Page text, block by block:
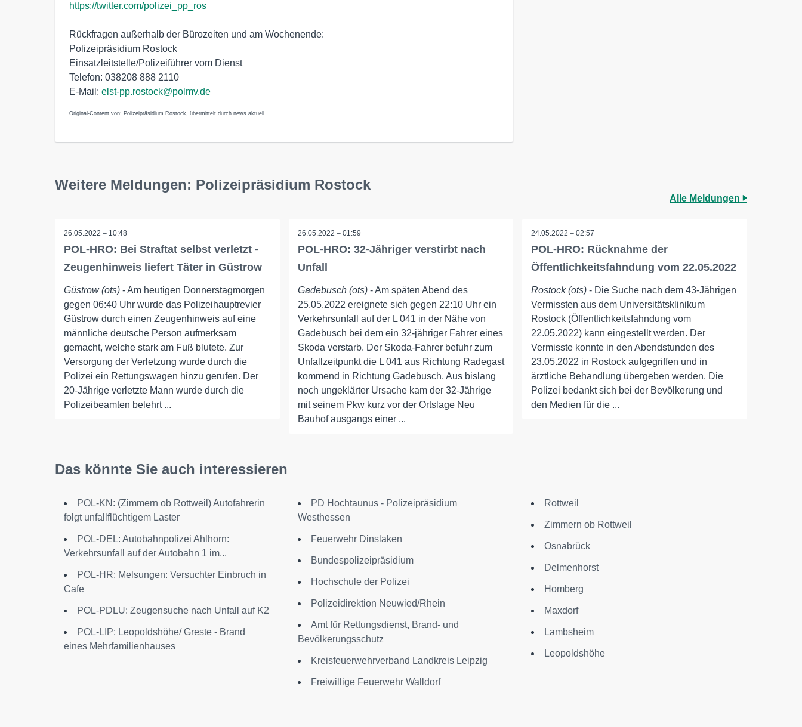
https://twitter.com/polizei_pp_ros
Rückfragen außerhalb der Bürozeiten und am Wochenende:
Polizeipräsidium Rostock
Einsatzleitstelle/Polizeiführer vom Dienst
Telefon: 038208 888 2110
E-Mail: elst-pp.rostock@polmv.de
Original-Content von: Polizeipräsidium Rostock, übermittelt durch news aktuell
Weitere Meldungen: Polizeipräsidium Rostock
Alle Meldungen
26.05.2022 – 10:48
POL-HRO: Bei Straftat selbst verletzt -
Zeugenhinweis liefert Täter in Güstrow
Güstrow (ots) - Am heutigen Donnerstagmorgen
gegen 06:40 Uhr wurde das Polizeihauptrevier
Güstrow durch einen Zeugenhinweis auf eine
männliche deutsche Person aufmerksam
gemacht, welche stark am Fuß blutete. Zur
Versorgung der Verletzung wurde durch die
Polizei ein Rettungswagen hinzu gerufen. Der
20-Jährige verletzte Mann wurde durch die
Polizeibeamten belehrt ...
26.05.2022 – 01:59
POL-HRO: 32-Jähriger verstirbt nach
Unfall
Gadebusch (ots)- Am späten Abend des
25.05.2022 ereignete sich gegen 22:10 Uhr ein
Verkehrsunfall auf der L 041 in der Nähe von
Gadebusch bei dem ein 32-jähriger Fahrer eines
Skoda verstarb. Der Skoda-Fahrer befuhr zum
Unfallzeitpunkt die L 041 aus Richtung Radegast
kommend in Richtung Gadebusch. Aus bislang
noch ungeklärter Ursache kam der 32-Jährige
mit seinem Pkw kurz vor der Ortslage Neu
Bauhof ausgangs einer ...
24.05.2022 – 02:57
POL-HRO: Rücknahme der
Öffentlichkeitsfahndung vom 22.05.2022
Rostock (ots) - Die Suche nach dem 43-Jährigen
Vermissten aus dem Universitätsklinikum
Rostock (Öffentlichkeitsfahndung vom
22.05.2022) kann eingestellt werden. Der
Vermisste konnte in den Abendstunden des
23.05.2022 in Rostock aufgegriffen und in
ärztliche Behandlung übergeben werden. Die
Polizei bedankt sich bei der Bevölkerung und
den Medien für die ...
Das könnte Sie auch interessieren
POL-KN: (Zimmern ob Rottweil) Autofahrerin
folgt unfallflüchtigem Laster
POL-DEL: Autobahnpolizei Ahlhorn:
Verkehrsunfall auf der Autobahn 1 im...
POL-HR: Melsungen: Versuchter Einbruch in
Cafe
POL-PDLU: Zeugensuche nach Unfall auf K2
POL-LIP: Leopoldshöhe/ Greste - Brand
eines Mehrfamilienhauses
PD Hochtaunus - Polizeipräsidium
Westhessen
Feuerwehr Dinslaken
Bundespolizeipräsidium
Hochschule der Polizei
Polizeidirektion Neuwied/Rhein
Amt für Rettungsdienst, Brand- und
Bevölkerungsschutz
Kreisfeuerwehrverband Landkreis Leipzig
Freiwillige Feuerwehr Walldorf
Rottweil
Zimmern ob Rottweil
Osnabrück
Delmenhorst
Homberg
Maxdorf
Lambsheim
Leopoldshöhe